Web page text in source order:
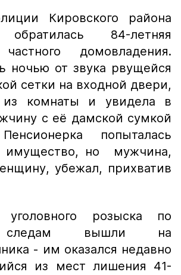
Кировского района
обратилась 84-летняя
домовладения.
ночью от звука рвущейся
сетки на входной двери,
комнаты и увидела в
с её дамской сумкой
попыталась
имущество, но мужчина,
убежал, прихватив
уголовного розыска по
следам вышли на
- им оказался недавно
из мест лишения 41-